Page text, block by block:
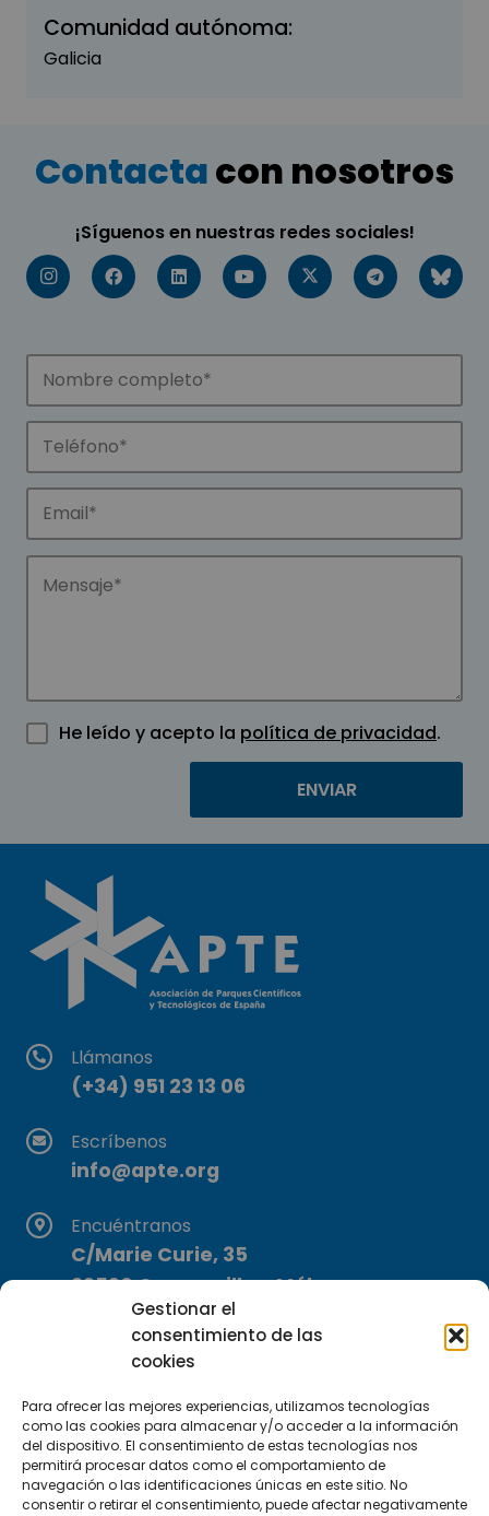
Gestionar el
consentimiento de las
cookies
Para ofrecer las mejores experiencias, utilizamos tecnologías
como las cookies para almacenar y/o acceder a la información
del dispositivo. El consentimiento de estas tecnologías nos
permitirá procesar datos como el comportamiento de
navegación o las identificaciones únicas en este sitio. No
consentir o retirar el consentimiento, puede afectar negativamente
Comunidad autónoma:
Galicia
Contactacon nosotros
¡Síguenos en nuestras redes sociales!
He leído y acepto la política de privacidad.
Llámanos
(+34) 951 23 13 06
Escríbenos
info@apte.org
Encuéntranos
C/Marie Curie, 35
29590 Campanillas, Málaga
Suscríbete a nuestra Newsletter